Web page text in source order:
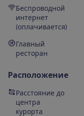
Беспроводной
интернет
(оплачивается)
Главный
ресторан
Расположение
Расстояние до
центра
курорта